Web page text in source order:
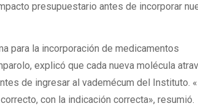
presupuestario antes de incorporar
para la incorporación de medicamentos
explicó que cada nueva molécula
de ingresar al vademécum del Instituto.
con la indicación correcta», resumió.